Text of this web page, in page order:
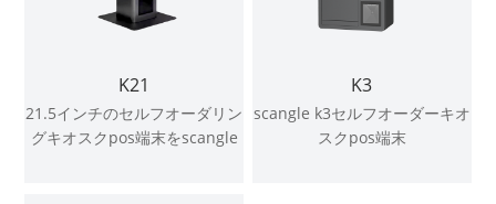
K21
21.5インチのセルフオーダリン
グキオスクpos端末をscangle
K3
scangle k3セルフオーダーキオ
スクpos端末